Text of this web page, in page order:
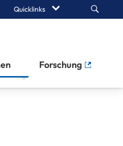
Quicklinks Search
Forschung